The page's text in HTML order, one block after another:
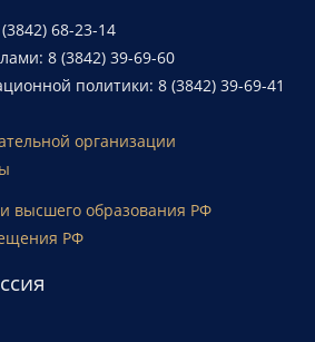
68-23-14
8 (3842) 39-69-60
политики: 8 (3842) 39-69-41
организации
высшего образования РФ
РФ